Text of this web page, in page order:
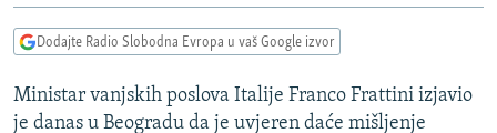
Pređite
na
VIDEO
FOTOGALERIJE
PODCASTI
RAT U UKRAJINI
Dodajte Radio Slobodna Evropa u vaš Google izvor
Ministar vanjskih poslova Italije Franco Frattini izjavio
je danas u Beogradu da je uvjeren daće mišljenje